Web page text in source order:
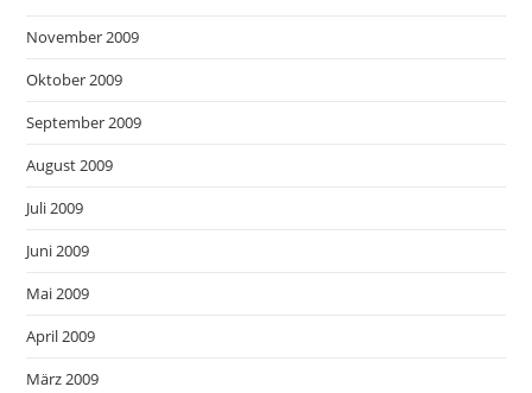
November 2009
Oktober 2009
September 2009
August 2009
Juli 2009
Juni 2009
Mai 2009
April 2009
März 2009